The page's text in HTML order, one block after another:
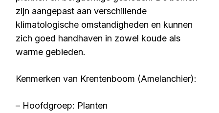
zijn aangepast aan verschillende
klimatologische omstandigheden en kunnen
zich goed handhaven in zowel koude als
warme gebieden.
Kenmerken van Krentenboom (Amelanchier):
– Hoofdgroep: Planten